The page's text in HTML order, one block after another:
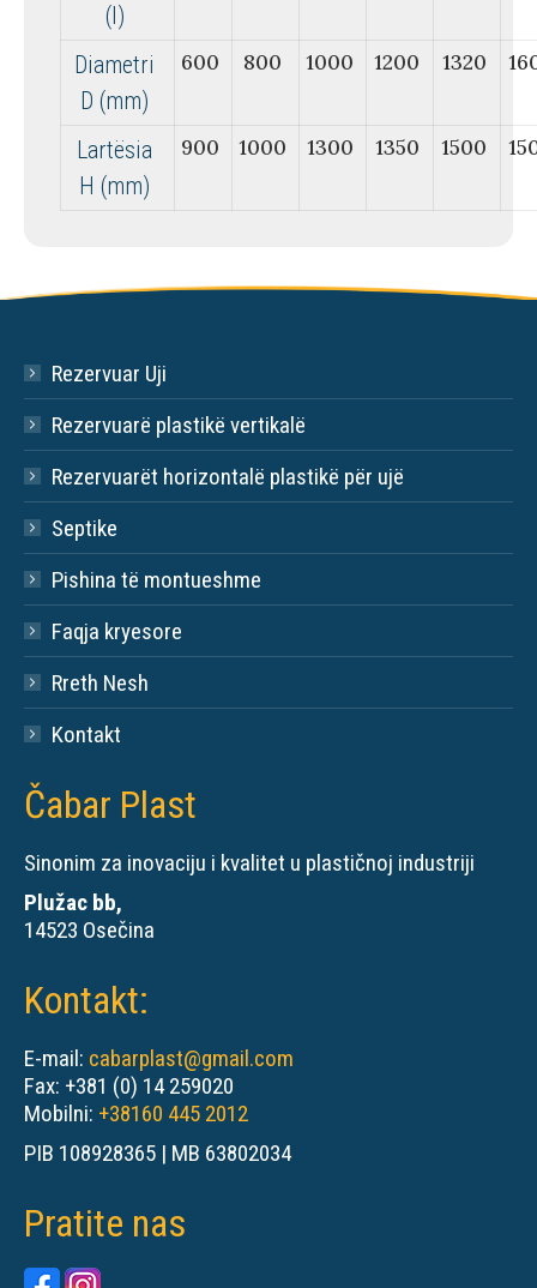
(l)
Diametri
D (mm)
600 800 1000 1200 1320
Lartësia
H (mm)
900 1000 1300 1350 1500
Rezervuar Uji
Rezervuarë plastikë vertikalë
Rezervuarët horizontalë plastikë për ujë
Septike
Pishina të montueshme
Faqja kryesore
Rreth Nesh
Kontakt
Čabar Plast
Sinonim za inovaciju i kvalitet u plastičnoj industriji
Plužac bb,
14523 Osečina
Kontakt:
E-mail: cabarplast@gmail.com
Fax: +381 (0) 14 259020
Mobilni: +38160 445 2012
PIB 108928365 | MB 63802034
Pratite nas